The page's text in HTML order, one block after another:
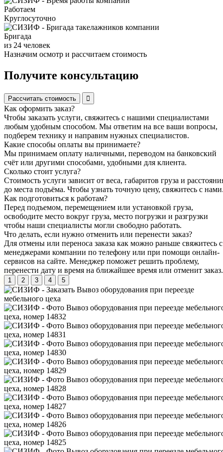
Работаем
Круглосуточно
Бригада
из 24 человек
Назначим осмотр и рассчитаем стоимость
Получите консультацию
Рассчитать стоимость
Как оформить заказ?
Чтобы заказать услуги, свяжитесь с нашими специалистами
любым удобным способом. Мы ответим на все ваши вопросы,
подберем технику и направим нужных специалистов.
Какие способы оплаты вы принимаете?
Мы принимаем оплату наличными, переводом на банковский
счёт или другими способами, удобными для клиента.
Сколько стоит услуга?
Стоимость услуги зависит от веса, габаритов груза и
до места подъёма. Чтобы узнать точную цену, свяжитесь с
Как подготовиться к работам?
Перед подъемом, перемещением или установкой груза,
освободите место вокруг груза, место погрузки и разгрузки
чтобы наши специалисты могли свободно работать.
Что делать, если нужно отменить или перенести заказ?
Для отмены или переноса заказа как можно раньше свяжитесь с
менеджерами компании по телефону или при помощи онлайн-
сервисов на сайте. Менеджер поможет решить проблему,
перенести дату и время на ближайшее время или отменит заказ.
1 2 3 4 5